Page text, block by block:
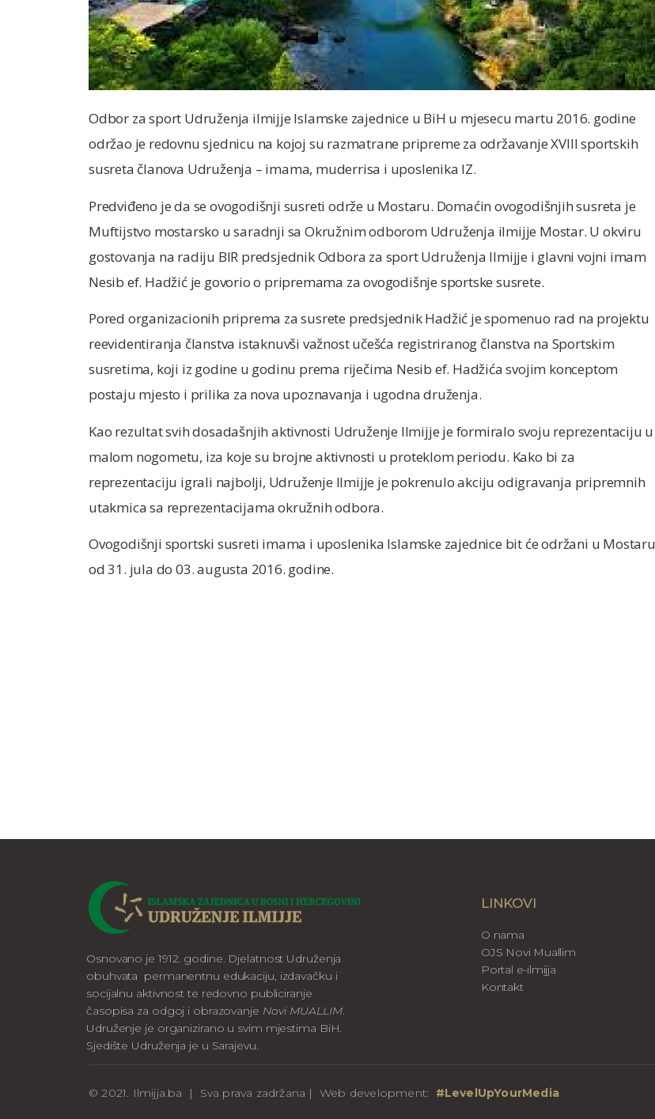
Odbor za sport Udruženja ilmijje Islamske zajednice u BiH u mjesecu martu 2016. godine
održao je redovnu sjednicu na kojoj su razmatrane pripreme za održavanje XVIII sportskih
susreta članova Udruženja – imama, muderrisa i uposlenika IZ.
Predviđeno je da se ovogodišnji susreti održe u Mostaru. Domaćin ovogodišnjih susreta je
Muftijstvo mostarsko u saradnji sa Okružnim odborom Udruženja ilmijje Mostar. U okviru
gostovanja na radiju BIR predsjednik Odbora za sport Udruženja Ilmijje i glavni vojni imam
Nesib ef. Hadžić je govorio o pripremama za ovogodišnje sportske susrete.
Pored organizacionih priprema za susrete predsjednik Hadžić je spomenuo rad na projektu
reevidentiranja članstva istaknuvši važnost učešća registriranog članstva na Sportskim
susretima, koji iz godine u godinu prema riječima Nesib ef. Hadžića svojim konceptom
postaju mjesto i prilika za nova upoznavanja i ugodna druženja.
Kao rezultat svih dosadašnjih aktivnosti Udruženje Ilmijje je formiralo svoju reprezentaciju u
malom nogometu, iza koje su brojne aktivnosti u proteklom periodu. Kako bi za
reprezentaciju igrali najbolji, Udruženje Ilmijje je pokrenulo akciju odigravanja pripremnih
utakmica sa reprezentacijama okružnih odbora.
Ovogodišnji sportski susreti imama i uposlenika Islamske zajednice bit će održani u Mostaru
od 31. jula do 03. augusta 2016. godine.
Osnovano je 1912. godine. Djelatnost Udruženja
obuhvata permanentnu edukaciju, izdavačku i
socijalnu aktivnost te redovno publiciranje
časopisa za odgoj i obrazovanje Novi MUALLIM.
Udruženje je organizirano u svim mjestima BiH.
Sjedište Udruženja je u Sarajevu.
LINKOVI
O nama
OJS Novi Muallim
Portal e-ilmijja
Kontakt
© 2021. Ilmijja.ba | Sva prava zadržana | Web development: #LevelUpYourMedia